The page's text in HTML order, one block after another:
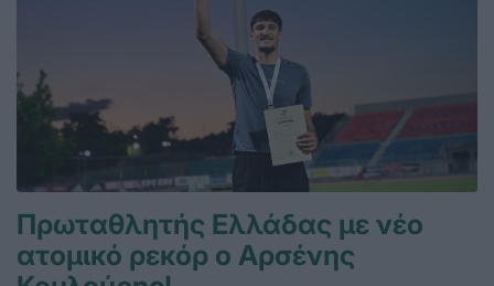
Πρωταθλητής Ελλάδας με νέο
ατομικό ρεκόρ ο Αρσένης